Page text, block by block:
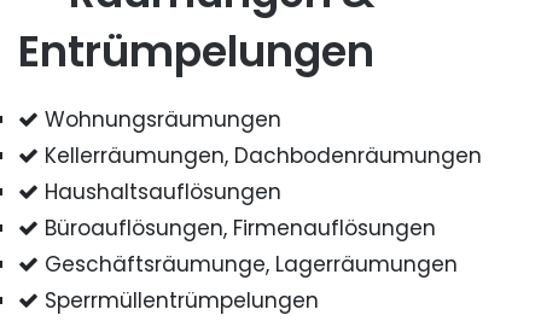
Entrümpelungen
Wohnungsräumungen
Kellerräumungen, Dachbodenräumungen
Haushaltsauflösungen
Büroauflösungen, Firmenauflösungen
Geschäftsräumunge, Lagerräumungen
Sperrmüllentrümpelungen